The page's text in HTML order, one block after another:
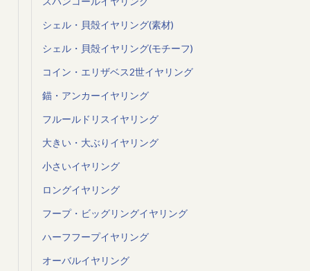
シェル・貝殻イヤリング(素材)
シェル・貝殻イヤリング(モチーフ)
コイン・エリザベス2世イヤリング
錨・アンカーイヤリング
フルールドリスイヤリング
大きい・大ぶりイヤリング
小さいイヤリング
ロングイヤリング
フープ・ビッグリングイヤリング
ハーフフープイヤリング
オーバルイヤリング